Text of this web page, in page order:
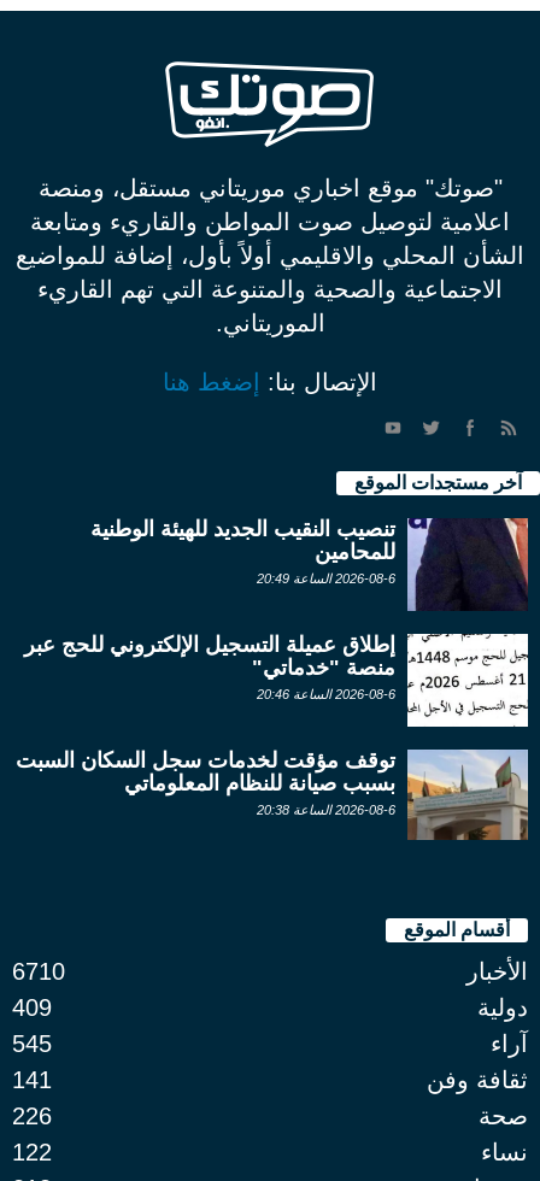
"صوتك" موقع اخباري موريتاني مستقل، ومنصة
اعلامية لتوصيل صوت المواطن والقاريء ومتابعة
الشأن المحلي والاقليمي أولاً بأول، إضافة للمواضيع
الاجتماعية والصحية والمتنوعة التي تهم القاريء
الموريتاني.
الإتصال بنا: إضغط هنا
آخر مستجدات الموقع
تنصيب النقيب الجديد للهيئة الوطنية
للمحامين
2026-08-6 الساعة 20:49
إطلاق عميلة التسجيل الإلكتروني للحج عبر
منصة "خدماتي"
2026-08-6 الساعة 20:46
توقف مؤقت لخدمات سجل السكان السبت
بسبب صيانة للنظام المعلوماتي
2026-08-6 الساعة 20:38
أقسام الموقع
الأخبار
6710
دولية
409
آراء
545
ثقافة وفن
141
صحة
226
نساء
122